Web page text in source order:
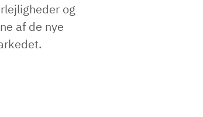
og
af de nye